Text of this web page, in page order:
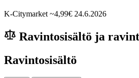
K-Citymarket ~4,99€ 24.6.2026
Ravintosisältö ja
Ravintosisältö